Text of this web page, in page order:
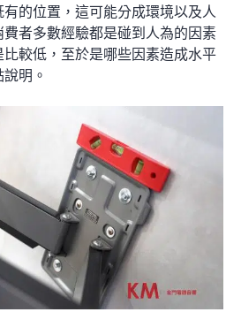
的位置，這可能分成環境以及人
者多數經驗都是碰到人為的因素
較低，至於是哪些因素造成水平
明。